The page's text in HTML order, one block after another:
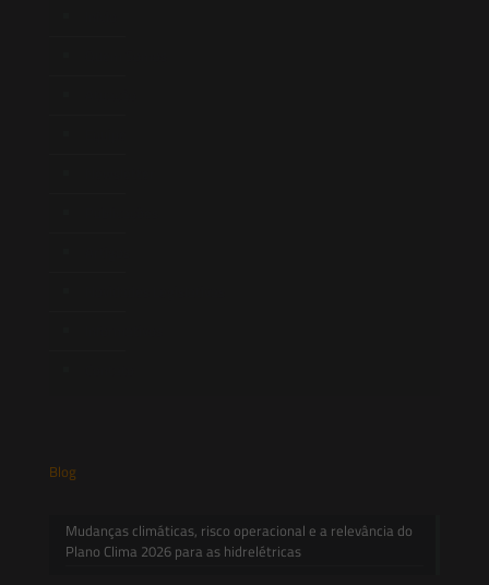
Blog
Mudanças climáticas, risco operacional e a relevância do
Plano Clima 2026 para as hidrelétricas